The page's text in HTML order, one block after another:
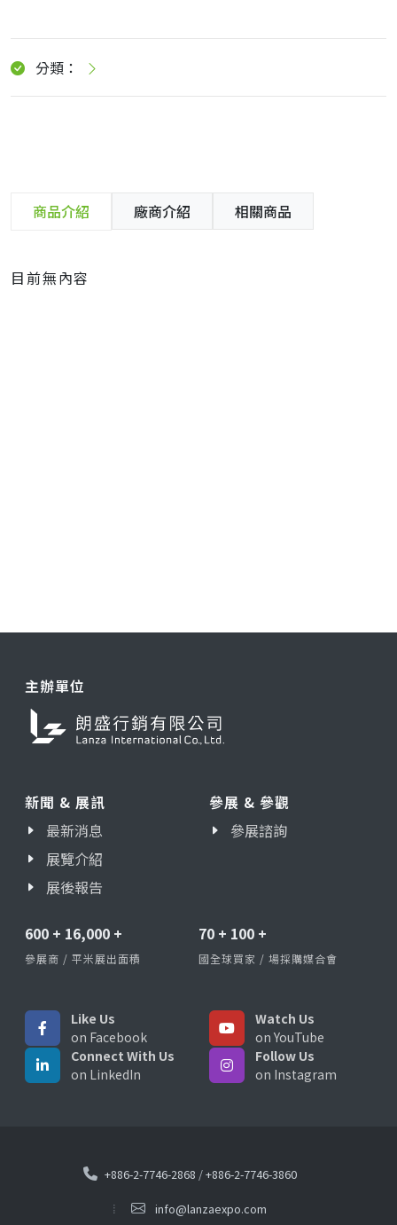
分類：
商品介紹 廠商介紹 相關商品
目前無內容
主辦單位
新聞 & 展訊
最新消息
展覽介紹
展後報告
參展 & 參觀
參展諮詢
600 + 16,000 +
參展商 / 平米展出面積
70 + 100 +
國全球買家 / 場採購媒合會
Like Us
on Facebook
Watch Us
on YouTube
Connect With Us
on LinkedIn
Follow Us
on Instagram
+886-2-7746-2868 /+886-2-7746-3860
info@lanzaexpo.com